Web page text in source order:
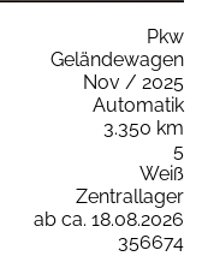
Pkw
Geländewagen
Nov / 2025
Automatik
3.350 km
5
Weiß
Zentrallager
ab ca. 18.08.2026
356674